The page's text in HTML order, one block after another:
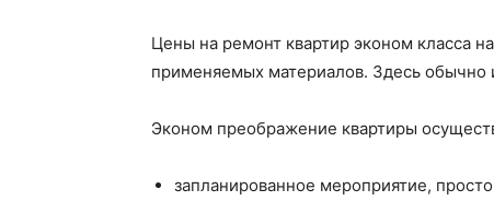
Цены на ремонт квартир эконом класса
применяемых материалов. Здесь обычно
Эконом преображение квартиры
запланированное мероприятие,